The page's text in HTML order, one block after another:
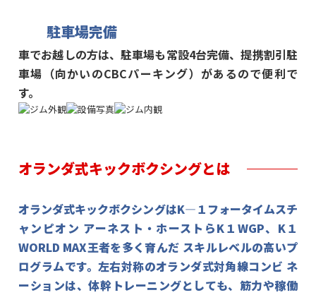
駐車場完備
車でお越しの方は、駐車場も常設4台完備、提携割引駐
車場（向かいのCBCパーキング）があるので便利で
す。
オランダ式キックボクシングとは
オランダ式キックボクシングはK―１フォータイムスチ
ャンピオン アーネスト・ホーストらK１WGP、K１
WORLD MAX王者を多く育んだ スキルレベルの高いプ
ログラムです。左右対称のオランダ式対角線コンビ ネ
ーションは、体幹トレーニングとしても、筋力や稼働